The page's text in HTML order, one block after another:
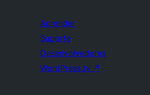
Aprender
Suporte
Desenvolvedores
WordPress.tv ↗